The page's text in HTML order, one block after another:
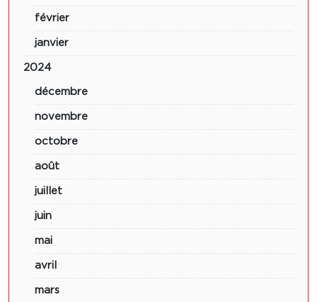
février
janvier
2024
décembre
novembre
octobre
août
juillet
juin
mai
avril
mars